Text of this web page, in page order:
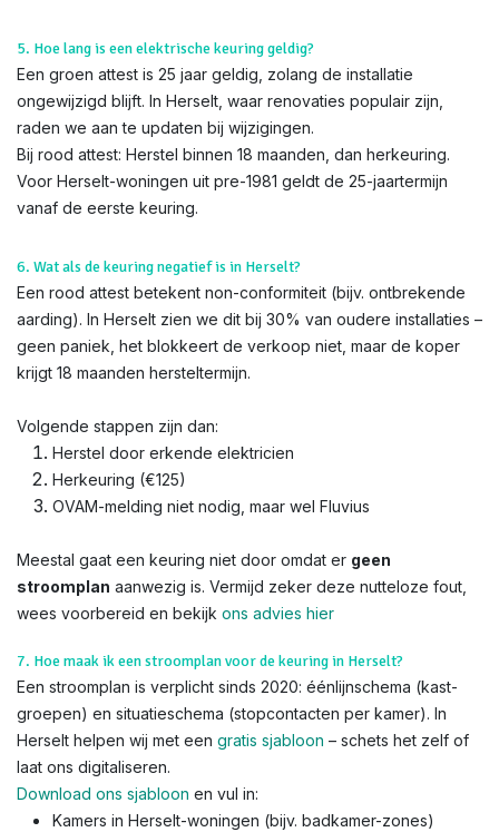
5. Hoe lang is een elektrische keuring geldig?
Een groen attest is 25 jaar geldig, zolang de installatie
ongewijzigd blijft. In Herselt, waar renovaties populair zijn,
raden we aan te updaten bij wijzigingen.
Bij rood attest: Herstel binnen 18 maanden, dan herkeuring.
Voor Herselt-woningen uit pre-1981 geldt de 25-jaartermijn
vanaf de eerste keuring.
6. Wat als de keuring negatief is in Herselt?
Een rood attest betekent non-conformiteit (bijv. ontbrekende
aarding). In Herselt zien we dit bij 30% van oudere installaties –
geen paniek, het blokkeert de verkoop niet, maar de koper
krijgt 18 maanden hersteltermijn.
Volgende stappen zijn dan:
Herstel door erkende elektricien
Herkeuring (€125)
OVAM-melding niet nodig, maar wel Fluvius
Meestal gaat een keuring niet door omdat er geen
stroomplan aanwezig is. Vermijd zeker deze nutteloze fout,
wees voorbereid en bekijk ons advies hier
7. Hoe maak ik een stroomplan voor de keuring in Herselt?
Een stroomplan is verplicht sinds 2020: éénlijnschema (kast-
groepen) en situatieschema (stopcontacten per kamer). In
Herselt helpen wij met een gratis sjabloon – schets het zelf of
laat ons digitaliseren.
Download ons sjabloon en vul in:
Kamers in Herselt-woningen (bijv. badkamer-zones)